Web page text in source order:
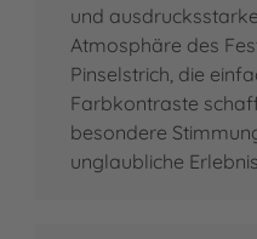
und
Atmosphäre des
Pinselstrich, die
Farbkontraste
besondere
unglaubliche